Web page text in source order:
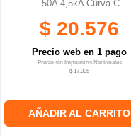
50A 4,5kA Curva C
$ 20.576
Precio web en 1 pago
Precio sin Impuestos Nacionales
$ 17.005
AÑADIR AL CARRITO